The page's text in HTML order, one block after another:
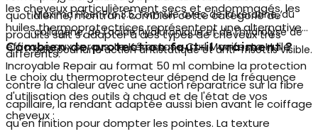
Maxima Fiber Pro 3.5, formulé avec de la kératine, du
collagène, de l'acide hyaluronique et de l'hydrolysé de
soie pour une action antistatique et anti-frisottis visible.
quotidienne, montrant combien cette catégorie de
produits sait s'adapter à des types de cheveux très
différents.
les cheveux particulièrement secs et endommagés, les
huiles thermoprotectricesreprésentent une alternative
efficace aux sprays. Le Kérastase Curl Manifesto Huile
Incroyable Repair au format 50 ml combine la protection
contre la chaleur avec une action réparatrice sur la fibre
capillaire, la rendant adaptée aussi bien avant le coiffage
qu'en finition pour dompter les pointes. La texture
Combien de protection faut-il vraiment ?
Le choix du thermoprotecteur dépend de la fréquence
d'utilisation des outils à chaud et de l'état de vos
cheveux :